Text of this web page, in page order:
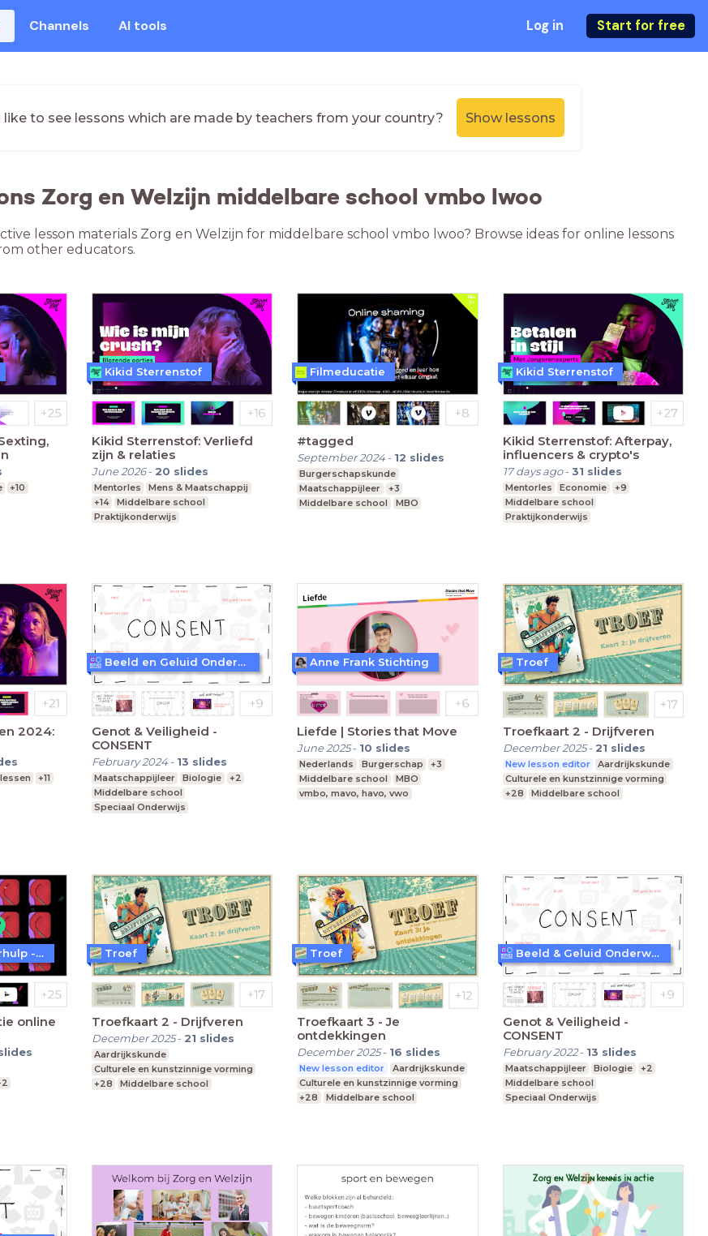
Channels AI tools Log in Start for free
like to see lessons which are made by teachers from your country? Show lessons
Zorg en Welzijn middelbare school vmbo lwoo
lesson materials Zorg en Welzijn for middelbare school vmbo lwoo? Browse ideas for online lessons
other educators.
+10
Kikid Sterrenstof: Verliefd
zijn & relaties
June 2026- 20 slides
Mentorles
Mens & Maatschappij
+14
Middelbare school
Praktijkonderwijs
Kikid Sterrenstof
#tagged
September 2024- 12 slides
Burgerschapskunde
Maatschappijleer
+3
Middelbare school
MBO
Filmeducatie
Kikid Sterrenstof: Afterpay,
influencers & crypto's
17 days ago-31 slides
Mentorles Economie
+9
Middelbare school
Praktijkonderwijs
Kikid Sterrenstof
2024:
+11
Genot & Veiligheid -
CONSENT
February 2024- 13 slides
Maatschappijleer Biologie
+2
Middelbare school
Speciaal Onderwijs
Beeld en Geluid Onderwijs
Liefde | Stories that Move
June 2025- 10 slides
Nederlands Burgerschap
+3
Middelbare school
MBO
vmbo, mavo, havo, vwo
Anne Frank Stichting
Troefkaart 2 - Drijfveren
December 2025- 21 slides
New lesson editor
Aardrijkskunde
Culturele en kunstzinnige vorming
+28
Middelbare school
Troef
online
Fonds Slachtofferhulp - WTFFF!?
Troefkaart 2 - Drijfveren
December 2025- 21 slides
Aardrijkskunde
Culturele en kunstzinnige vorming
+28
Middelbare school
Troef
Troefkaart 3 - Je
ontdekkingen
December 2025- 16 slides
New lesson editor
Aardrijkskunde
Culturele en kunstzinnige vorming
+28
Middelbare school
Troef
Genot & Veiligheid -
CONSENT
February 2022- 13 slides
Maatschappijleer Biologie
+2
Middelbare school
Speciaal Onderwijs
Beeld & Geluid Onderwijs